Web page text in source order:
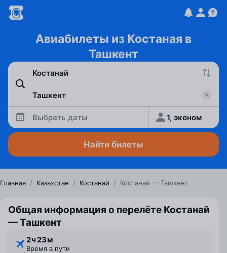
Авиабилеты из Костаная в
Ташкент
Выбрать даты 1, эконом
Найти билеты
Главная / Казахстан / Костанай / Костанай — Ташкент
Общая информация о перелёте Костанай
— Ташкент
2 ⁠ч 23 ⁠м
Время в пути